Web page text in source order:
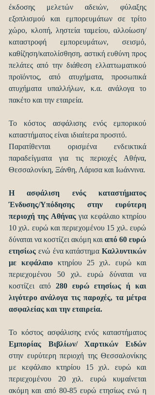
έκδοσης μελετών αδειών, φύλαξης
εξοπλισμού και εμπορευμάτων σε τρίτο
χώρο, κλοπή, ληστεία ταμείου, αλλοίωση/
καταστροφή εμπορευμάτων, σεισμό,
καθίζηση/κατολίσθηση, αστική ευθύνη προς
πελάτες από την διάθεση ελλαττωματικού
προϊόντος, από ατυχήματα, προσωπικά
ατυχήματα υπαλλήλων, κ.α. ανάλογα το
πακέτο και την εταιρεία.
Το κόστος ασφάλισης ενός εμπορικού
καταστήματος είναι ιδιαίτερα προσιτό.
Παρατίθενται ορισμένα ενδεικτικά
παραδείγματα για τις περιοχές Αθήνα,
Η ασφάλιση ενός καταστήματος
Ένδυσης/Υπόδησης στην ευρύτερη
περιοχή της Αθήνας για κεφάλαιο κτηρίου
10 χιλ. ευρώ και περιεχομένου 15 χιλ. ευρώ
δύναται να κοστίζει ακόμη και από 60 ευρώ
ετησίως ενώ ένα κατάστημα Καλλυντικών
με κεφάλαιο κτηρίου 25 χιλ. ευρώ και
περιεχομένου 50 χιλ. ευρώ δύναται να
κοστίζει από 280 ευρώ ετησίως ή και
λιγότερο ανάλογα τις παροχές, τα μέτρα
ασφαλείας και την εταιρεία.
στην ευρύτερη περιοχή της Θεσσαλονίκης
με κεφάλαιο κτηρίου 15 χιλ. ευρώ και
περιεχομένου 20 χιλ. ευρώ κυμαίνεται
ακόμη και από 80-85 ευρώ ετησίως ενώ η